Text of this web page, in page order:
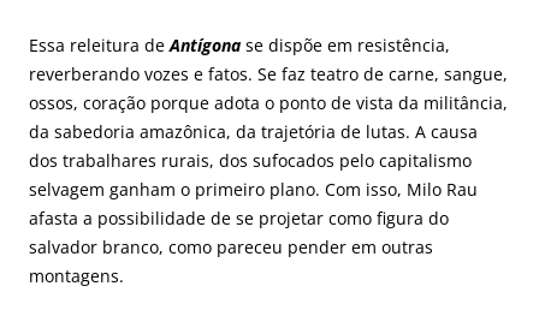
Essa releitura deAntígona se dispõe em resistência,
reverberando vozes e fatos. Se faz teatro de carne, sangue,
ossos, coração porque adota o ponto de vista da militância,
da sabedoria amazônica, da trajetória de lutas. A causa
dos trabalhares rurais, dos sufocados pelo capitalismo
selvagem ganham o primeiro plano. Com isso, Milo Rau
afasta a possibilidade de se projetar como figura do
salvador branco, como pareceu pender em outras
montagens.